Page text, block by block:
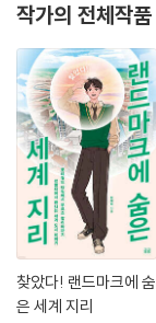
작가의 전체작품
찾았다! 랜드마크에 숨
은 세계 지리